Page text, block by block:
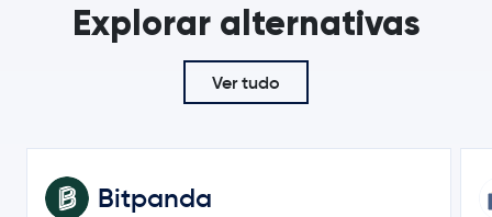
Polkadot DOT
Explorar alternativas
Ver tudo
Bitpanda